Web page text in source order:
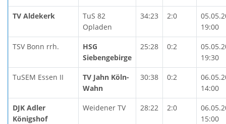
TV Aldekerk
TuS 82
Opladen
34:23 2:0
19:00
TSV Bonn rrh.
HSG
Siebengebirge
25:28 0:2
19:30
TuSEM Essen II
TV Jahn Köln-
Wahn
30:38 0:2
14:00
DJK Adler
Königshof
Weidener TV 28:22 2:0
15:00